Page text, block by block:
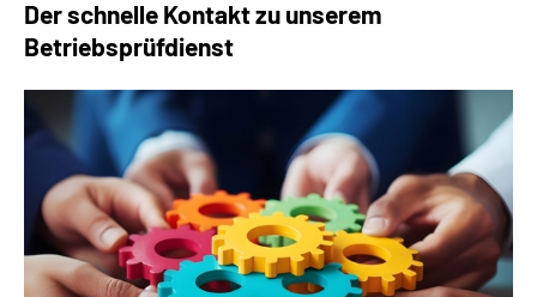
Der schnelle Kontakt zu unserem
Betriebsprüfdienst